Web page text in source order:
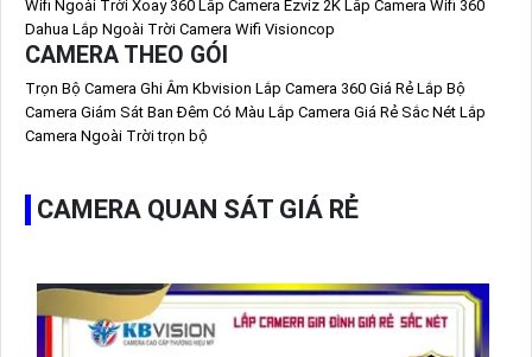
Wifi Ngoài Trời Xoay 360 Lắp Camera Ezviz 2K Lắp Camera Wifi 360
Dahua Lắp Ngoài Trời Camera Wifi Visioncop
CAMERA THEO GÓI
Trọn Bộ Camera Ghi Âm Kbvision Lắp Camera 360 Giá Rẻ Lắp Bộ
Camera Giám Sát Ban Đêm Có Màu Lắp Camera Giá Rẻ Sắc Nét Lắp
Camera Ngoài Trời trọn bộ
CAMERA QUAN SÁT GIÁ RẺ